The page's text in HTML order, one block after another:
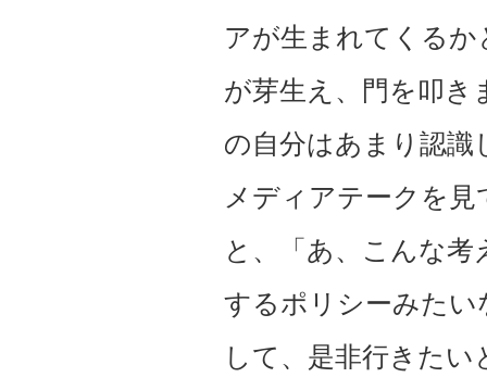
アが生まれてくる
が芽生え、門を叩き
の自分はあまり認
メディアテークを
と、「あ、こんな
するポリシーみた
して、是非行きた